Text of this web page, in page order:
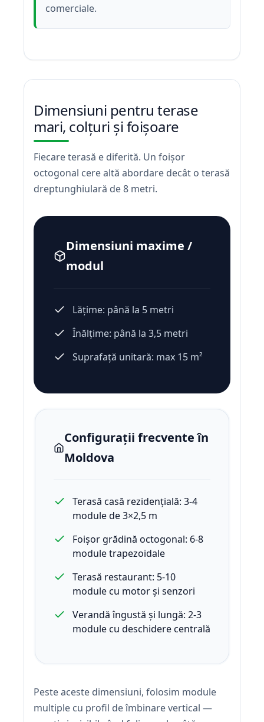
comerciale.
Dimensiuni pentru terase
mari, colțuri și foișoare
Fiecare terasă e diferită. Un foișor
octogonal cere altă abordare decât o terasă
dreptunghiulară de 8 metri.
Dimensiuni maxime /
modul
Lățime: până la 5 metri
Înălțime: până la 3,5 metri
Suprafață unitară: max 15 m²
Configurații frecvente în
Moldova
Terasă casă rezidențială: 3-4
module de 3×2,5 m
Foișor grădină octogonal: 6-8
module trapezoidale
Terasă restaurant: 5-10
module cu motor și senzori
Verandă îngustă și lungă: 2-3
module cu deschidere centrală
Peste aceste dimensiuni, folosim module
multiple cu profil de îmbinare vertical —